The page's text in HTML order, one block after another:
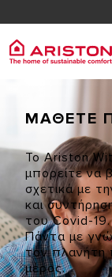
ΜΑΘΕΤΕ
Το Ariston
μπορείτε να
σχετικά με
και
του Covid-19.
Πάντα με
τον πλανήτη
μέρος.